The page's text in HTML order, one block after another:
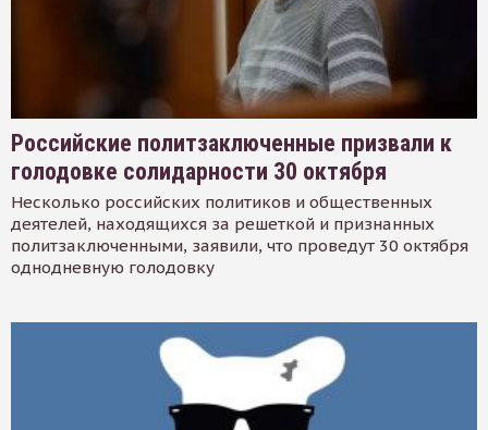
Российские политзаключенные призвали к
голодовке солидарности 30 октября
Несколько российских политиков и общественных
деятелей, находящихся за решеткой и признанных
политзаключенными, заявили, что проведут 30 октября
однодневную голодовку